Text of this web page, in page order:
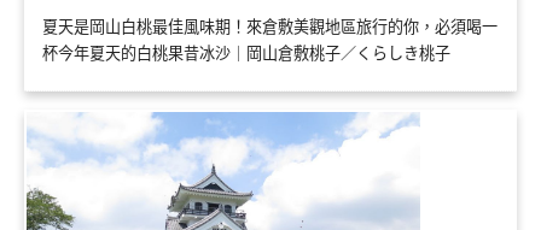
夏天是岡山白桃最佳風味期！來倉敷美觀地區旅行的你，必須喝一
杯今年夏天的白桃果昔冰沙｜岡山倉敷桃子／くらしき桃子